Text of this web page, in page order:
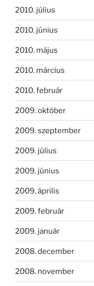
2010. július
2010. június
2010. május
2010. március
2010. február
2009. október
2009. szeptember
2009. július
2009. június
2009. április
2009. február
2009. január
2008. december
2008. november